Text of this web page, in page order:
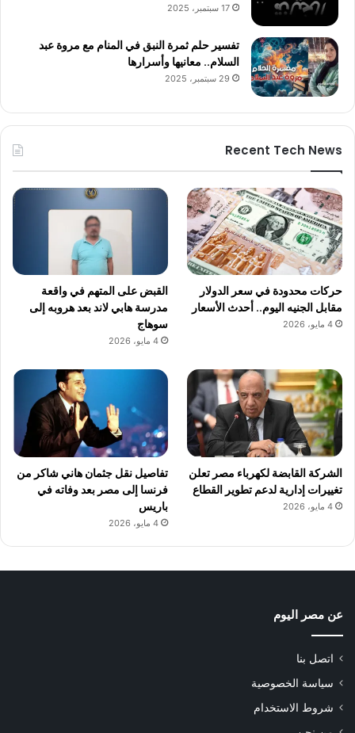
17 سبتمبر، 2025
تفسير حلم ثمرة النبق في المنام مع مروة عبد
السلام.. معانيها وأسرارها
29 سبتمبر، 2025
Recent Tech News
حركات محدودة في سعر الدولار
مقابل الجنيه اليوم.. أحدث الأسعار
4 مايو، 2026
القبض على المتهم في واقعة
مدرسة هابي لاند بعد هروبه إلى
سوهاج
4 مايو، 2026
الشركة القابضة لكهرباء مصر تعلن
تغييرات إدارية لدعم تطوير القطاع
4 مايو، 2026
تفاصيل نقل جثمان هاني شاكر من
فرنسا إلى مصر بعد وفاته في
باريس
4 مايو، 2026
عن مصر اليوم
اتصل بنا
سياسة الخصوصية
شروط الاستخدام